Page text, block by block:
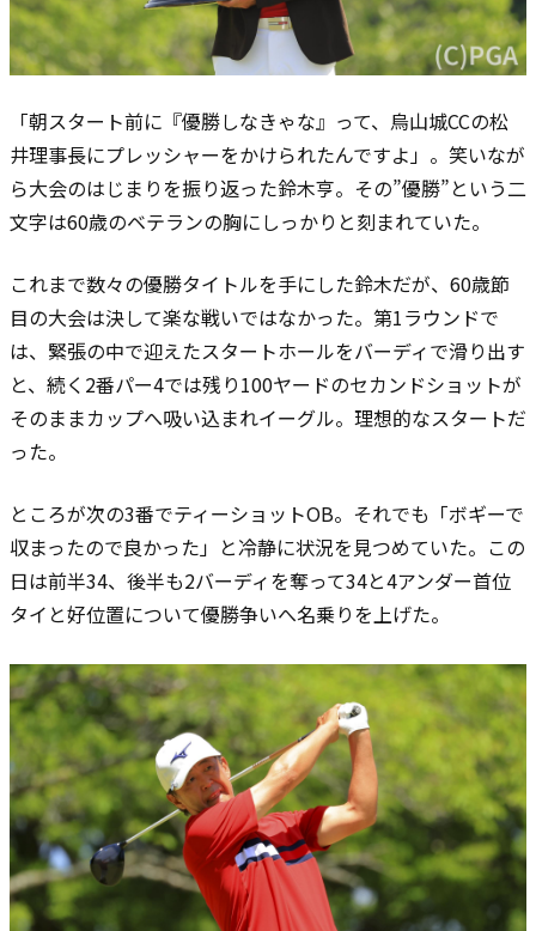
「朝スタート前に『優勝しなきゃな』って、烏山城CCの松
井理事長にプレッシャーをかけられたんですよ」。笑いなが
ら大会のはじまりを振り返った鈴木亨。その”優勝”という二
文字は60歳のベテランの胸にしっかりと刻まれていた。
これまで数々の優勝タイトルを手にした鈴木だが、60歳節
目の大会は決して楽な戦いではなかった。第1ラウンドで
は、緊張の中で迎えたスタートホールをバーディで滑り出す
と、続く2番パー4では残り100ヤードのセカンドショットが
そのままカップへ吸い込まれイーグル。理想的なスタートだ
った。
ところが次の3番でティーショットOB。それでも「ボギーで
収まったので良かった」と冷静に状況を見つめていた。この
日は前半34、後半も2バーディを奪って34と4アンダー首位
タイと好位置について優勝争いへ名乗りを上げた。